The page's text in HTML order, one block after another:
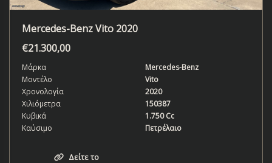
Mercedes-Benz Vito 2020
€21.300,00
Μάρκα
Mercedes-Benz
Μοντέλο
Vito
Χρονολογία
2020
Χιλιόμετρα
150387
Κυβικά
1.750 Cc
Καύσιμο
Πετρέλαιο
Δείτε το